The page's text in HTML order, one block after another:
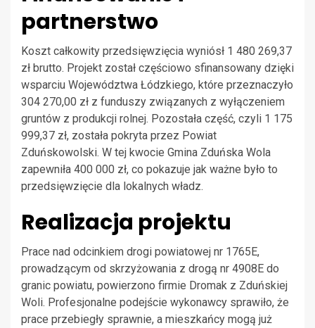
partnerstwo
Koszt całkowity przedsięwzięcia wyniósł 1 480 269,37
zł brutto. Projekt został częściowo sfinansowany dzięki
wsparciu Województwa Łódzkiego, które przeznaczyło
304 270,00 zł z funduszy związanych z wyłączeniem
gruntów z produkcji rolnej. Pozostała część, czyli 1 175
999,37 zł, została pokryta przez Powiat
Zduńskowolski. W tej kwocie Gmina Zduńska Wola
zapewniła 400 000 zł, co pokazuje jak ważne było to
przedsięwzięcie dla lokalnych władz.
Realizacja projektu
Prace nad odcinkiem drogi powiatowej nr 1765E,
prowadzącym od skrzyżowania z drogą nr 4908E do
granic powiatu, powierzono firmie Dromak z Zduńskiej
Woli. Profesjonalne podejście wykonawcy sprawiło, że
prace przebiegły sprawnie, a mieszkańcy mogą już